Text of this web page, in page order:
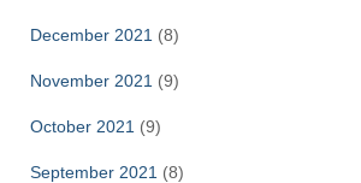
December 2021 (8)
November 2021 (9)
October 2021 (9)
September 2021 (8)